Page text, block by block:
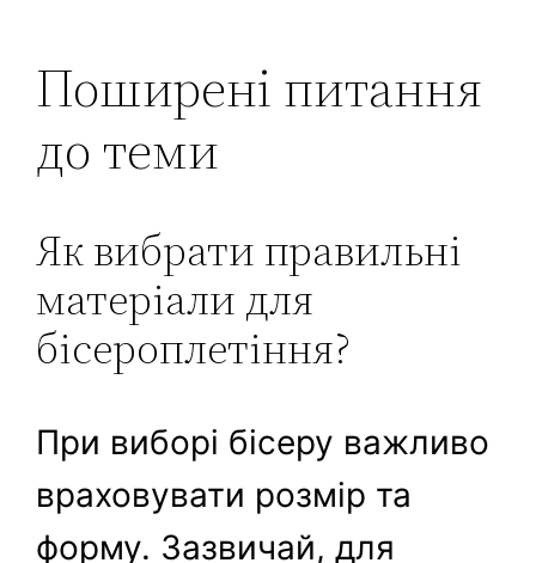
Поширені питання
до теми
Як вибрати правильні
матеріали для
бісероплетіння?
При виборі бісеру важливо
враховувати розмір та
форму. Зазвичай, для